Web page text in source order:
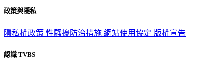
政策與隱私
隱私權政策 性騷擾防治措施 網站使用協定 版權宣告
認識 TVBS